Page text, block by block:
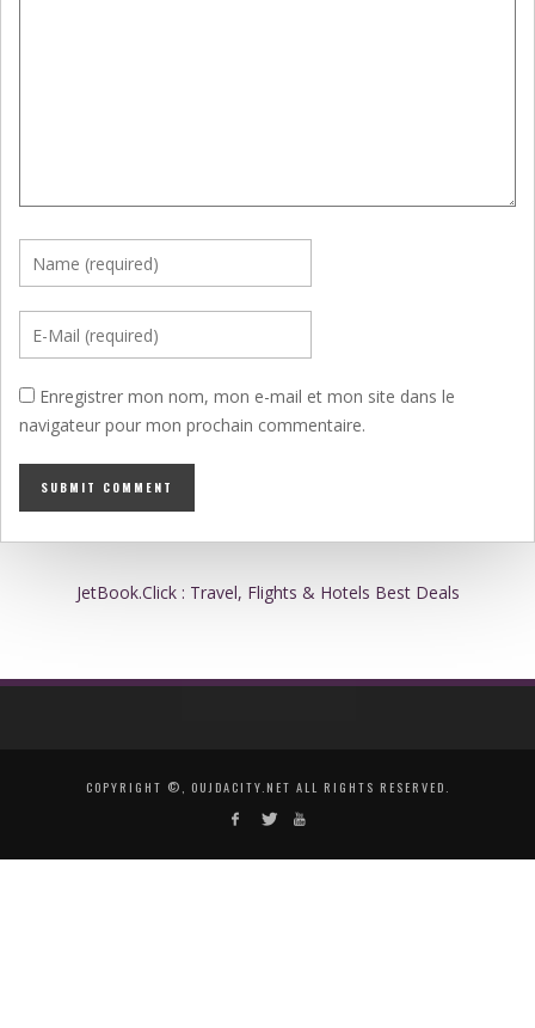
Enregistrer mon nom, mon e-mail et mon site dans le
navigateur pour mon prochain commentaire.
JetBook.Click : Travel, Flights & Hotels Best Deals
COPYRIGHT ©, OUJDACITY.NET ALL RIGHTS RESERVED.